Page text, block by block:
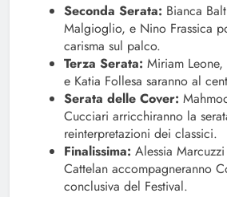
Seconda Serata: Bianca
Malgioglio, e Nino Frassica
carisma sul palco.
Terza Serata: Miriam
e Katia Follesa saranno al
Serata delle Cover:
Cucciari arricchiranno la
reinterpretazioni dei classici.
Finalissima: Alessia
Cattelan accompagneranno
conclusiva del Festival.